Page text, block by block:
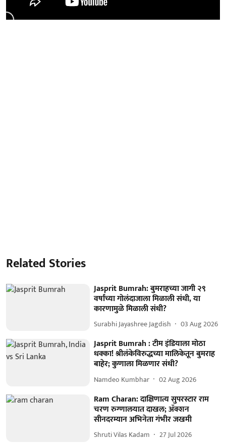
Related Stories
Jasprit Bumrah: बुमराहच्या जागी २९
वर्षांच्या गोलंदाजाला मिळाली संधी, या
कारणामुळे मिळाली संधी?
Surabhi Jayashree Jagdish 03 Aug 2026
Jasprit Bumrah : टीम इंडियाला मोठा
धक्का! श्रीलंकेविरुद्धच्या मालिकेतून बुमराह
बाहेर; कुणाला मिळणार संधी?
Namdeo Kumbhar 02 Aug 2026
Ram Charan: दाक्षिणात्य सुपरस्टार राम
चरण रुग्णालयात दाखल; ॲक्शन
सीनदरम्यान अभिनेता गंभीर जखमी
Shruti Vilas Kadam 27 Jul 2026